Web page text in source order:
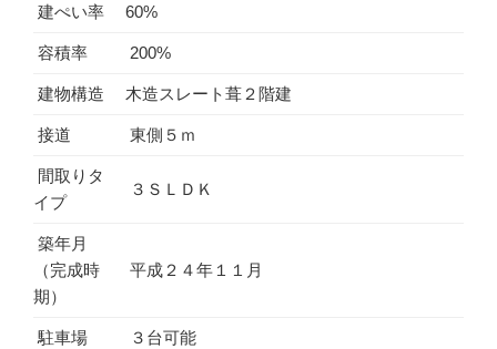
建ぺい率 60%
容積率 200%
建物構造 木造スレート葺２階建
接道 東側５ｍ
間取りタ
イプ
３ＳＬＤＫ
築年月
（完成時
期）
平成２４年１１月
駐車場 ３台可能